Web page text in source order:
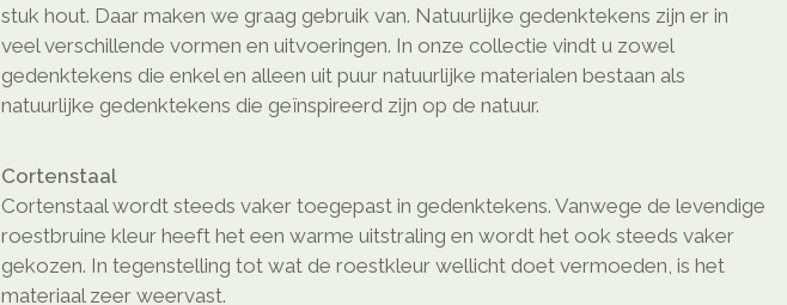
stuk hout. Daar maken we graag gebruik van. Natuurlijke gedenktekens zijn er in
veel verschillende vormen en uitvoeringen. In onze collectie vindt u zowel
gedenktekens die enkel en alleen uit puur natuurlijke materialen bestaan als
natuurlijke gedenktekens die geïnspireerd zijn op de natuur.
Cortenstaal
Cortenstaal wordt steeds vaker toegepast in gedenktekens. Vanwege de levendige
roestbruine kleur heeft het een warme uitstraling en wordt het ook steeds vaker
gekozen. In tegenstelling tot wat de roestkleur wellicht doet vermoeden, is het
materiaal zeer weervast.